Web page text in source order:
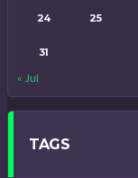
24 25
31
« Jul
TAGS